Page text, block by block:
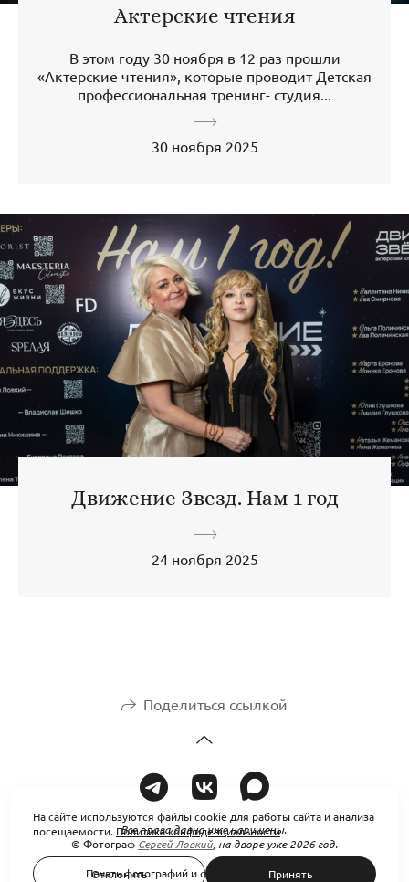
Актерские чтения
В этом году 30 ноября в 12 раз прошли
«Актерские чтения», которые проводит Детская
профессиональная тренинг- студия...
30 ноября 2025
Движение Звезд. Нам 1 год
24 ноября 2025
Поделиться ссылкой
Все права давно уже нарушены.
© Фотограф Сергей Ловкий на дворе уже 2026 год.
Печать фотографий и фотокниг в
plenki.net®
На сайте используются файлы cookie для работы сайта и анализа
посещаемости. Политика конфиденциальности
Отклонить Принять